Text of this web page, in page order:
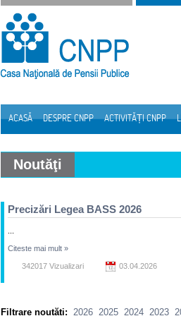
Sari la continut
ACASĂ DESPRE CNPP ACTIVITĂȚI CNPP
Noutăţi
Precizări Legea BASS 2026
Citeste mai mult »
342017 Vizualizari 03.04.2026
Filtrare noutăți: 2026 2025 2024 2023